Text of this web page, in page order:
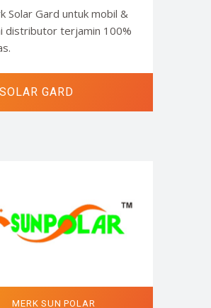
Solar Gard untuk mobil &
distributor terjamin 100%
GARD
MERK SUN POLAR